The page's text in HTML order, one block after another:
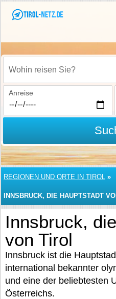
Wohin reisen Sie?
Anreise
REGIONEN UND ORTE IN TIROL »
INNSBRUCK, DIE HAUPTSTADT
Innsbruck,
von Tirol
Innsbruck ist die
international bekannter
und eine der beliebtesten
Österreichs.